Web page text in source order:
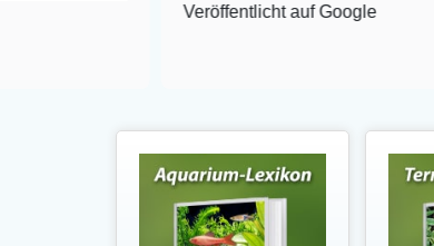
Veröffentlicht auf Google